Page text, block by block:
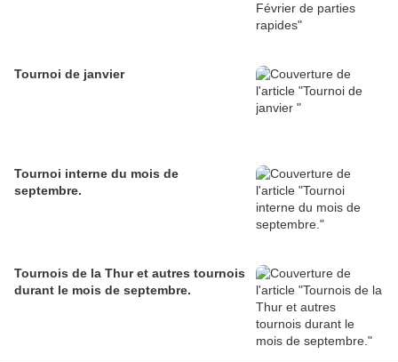
Tournoi de janvier
Tournoi interne du mois de
septembre.
Tournois de la Thur et autres tournois
durant le mois de septembre.